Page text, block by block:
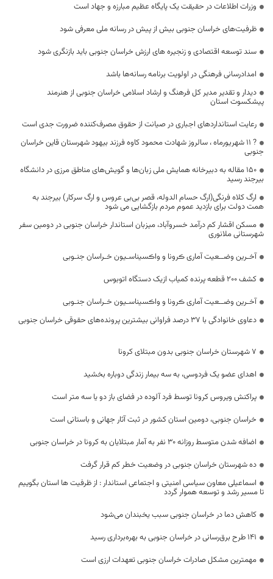
وزرات اطلاعات در حقیقت یک پایگاه عظیم مبارزه و جهاد است
ظرفیت‌های خراسان جنوبی بیش از پیش در رسانه ملی معرفی شود
سند توسعه اقتصادی و زنجیره های ارزش خراسان جنوبی باید بازنگری شود
امدادرسانی فرهنگی در اولویت برنامه‌ رسانه‌ها باشد
دیدار و تقدیر مدیر کل فرهنگ و ارشاد اسلامی خراسان جنوبی از هنرمند
پیشکسوت استان
رعایت استانداردهای اجباری در صیانت از حقوق مصرف‌کننده ضرورت جدی است
? ١١ شهریورماه ، سالروز شهادت محمود کاوه فرزند بیهود شهرستان قاین خراسان
جنوبی
۱۵۰ مقاله به دبیرخانه همایش ملی زبان‌ها و گویش‌های مناطق مرزی در دانشگاه
بیرجند رسید
ارگ کلاه فرنگی(ارگ حسام الدوله، قصر بی‌بی عروس و ارگ سرکار) بیرجند به
همت دولت برای بازدید عموم مردم بازگشایی می شود
مسکن اقشار کم درآمد خسروآباد، میزبان استاندار خراسان جنوبی در دومین سفر
شهرستانی ملانوری
آخـرین وضــعیت آماری ڪرونا و واڪسیناسـیون خـراسان جنـوبی
کشف 200 قطعه پرنده کمیاب ازیک دستگاه اتوبوس
آخـرین وضــعیت آماری ڪرونا و واڪسیناسـیون خـراسان جنـوبی
دعاوی خانوادگی با ۳۷ درصد فراوانی بیشترین پرونده‌های حقوقی خراسان جنوبی
7 شهرستان خراسان جنوبی بدون مبتلای کرونا
اهدای عضو یک فردوسی، به سه بیمار زندگی دوباره بخشید
پراکنش ویروس کرونا توسط فرد آلوده در فضای باز دو یا سه متر است
خراسان جنوبی، دومین استان کشور در ثبت آثار جهانی و باستانی است
اضافه شدن متوسط روزانه ۳۰ نفر به آمار مبتلایان به کرونا در خراسان جنوبی
ده شهرستان خراسان جنوبی در وضعیت خطر کم قرار گرفت
اسماعیلی معاون سیاسی امنیتی و اجتماعی استاندار : از ظرفیت ها استان بگوییم
تا مسیر رشد و توسعه هموار گردد
کاهش دما در خراسان جنوبی سبب یخبندان می‌شود
۱۴۱ طرح برق‌رسانی در خراسان جنوبی به بهره‌برداری رسید
مهمترین مشکل صادرات خراسان جنوبی تعهدات ارزی است